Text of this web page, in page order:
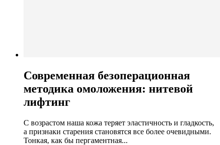
Современная безоперационная
методика омоложения: нитевой
лифтинг
С возрастом наша кожа теряет эластичность и гладкость,
а признаки старения становятся все более очевидными.
Тонкая, как бы пергаментная...